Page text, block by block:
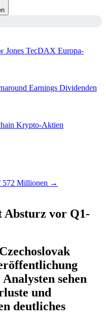
Jones TecDAX Europa-
Earnings Dividenden
Krypto-Aktien
572 Millionen →
Absturz vor Q1-
sehen
und
deutliches